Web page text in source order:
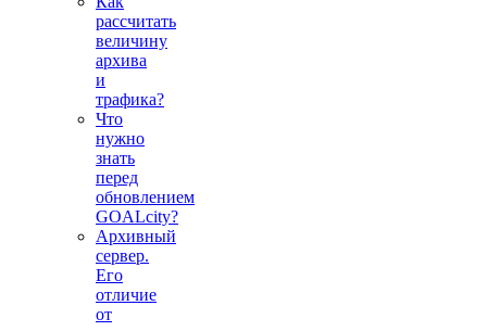
рассчитать
величину
архива
и
трафика?
Что
нужно
знать
перед
обновлением
GOALcity?
Архивный
сервер.
Его
отличие
от